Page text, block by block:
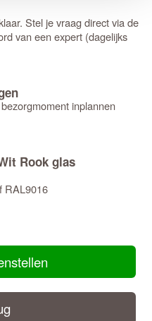
Stel je vraag direct via de
van een expert (dagelijks
inplannen
Rook glas
RAL9016